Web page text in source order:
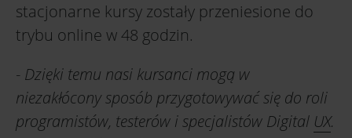
stacjonarne kursy zostały przeniesione do
trybu online w 48 godzin.
- Dzięki temu nasi kursanci mogą w
niezakłócony sposób przygotowywać się do roli
programistów, testerów i specjalistów Digital UX.